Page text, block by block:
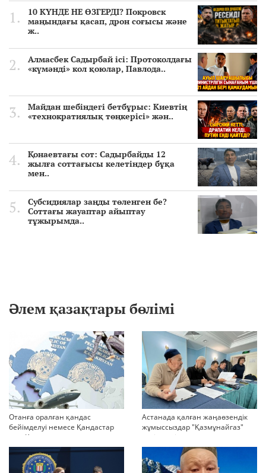
10 КҮНДЕ НЕ ӨЗГЕРДІ? Покровск
маңындағы қасап, дрон соғысы және
ж..
Алмасбек Садырбай ісі: Протоколдағы
«күмәнді» кол қоюлар, Павлода..
Майдан шебіндегі бетбұрыс: Киевтің
«технократиялық төңкерісі» жән..
Қонаевтағы сот: Садырбайды 12
жылға соттағысы келетіндер бұқа
мен..
Субсидиялар заңды төленген бе?
Соттағы жауаптар айыптау
тұжырымда..
Әлем қазақтары бөлімі
Отанға оралған қандас
бейімделуі немесе Қандастар
мен Қазақстандағы
мигранттарды ақпараттық
қолдау және әлеуметтік
бейімдеудің медиа-стратегиясы
Астанада қалған жаңаөзендік
жұмыссыздар "Қазмұнайгаз"
келіссөзді тоқтатып тастады
дейді